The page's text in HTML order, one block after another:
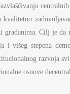
Cilj je da
i višeg stepena
razvoja
osnove